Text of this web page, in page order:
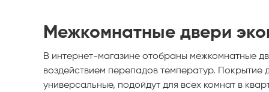
Межкомнатные двери
В интернет-магазине отобраны межкомнатные
воздействием перепадов температур.
универсальные, подойдут для всех комнат в